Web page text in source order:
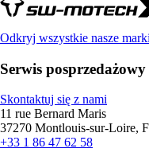
Odkryj wszystkie nasze marki
Serwis
Skontaktuj się z nami
11 rue Bernard Maris
37270 Montlouis-sur-Loire,
+33 1 86 47 62 58